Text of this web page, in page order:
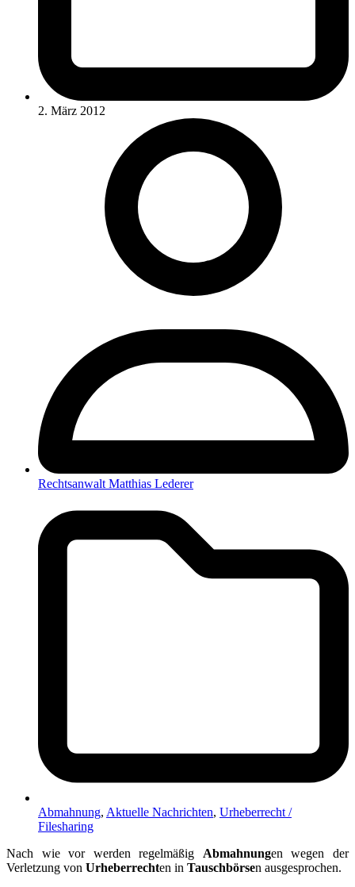
2. März 2012
Rechtsanwalt Matthias Lederer
Abmahnung, Aktuelle Nachrichten, Urheberrecht /
Filesharing
Nach wie vor werden regelmäßig Abmahnungen wegen der
Verletzung von Urheberrechten in Tauschbörsen ausgesprochen.